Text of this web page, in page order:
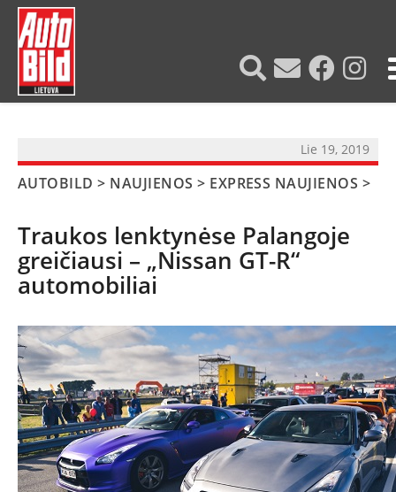
Lie 19, 2019
AUTOBILD > NAUJIENOS > EXPRESS NAUJIENOS >
Traukos lenktynėse Palangoje
greičiausi – „Nissan GT-R“
automobiliai